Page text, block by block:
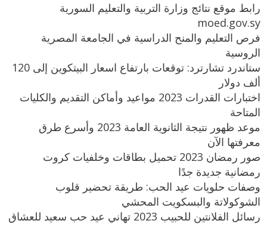
رابط موقع نتائج وزارة التربية والتعليم السورية
moed.gov.sy
فرص التعليم والمنح الدراسية في الجامعة المصرية
الروسية
ستاندرد تشارترد: توقعات بارتفاع اسعار البيتكوين إلى 120
ألف دولار
اختبارات القدرات 2023 مواعيد وأماكن التقديم والكليات
المتاحة
موعد ظهور نتيجة الثانوية العامة 2023 وأسرع طرق
معرفتها الآن
صور رمضان 2023 تحميل بطاقات وخلفيات كروت
رمضانية جديدة جدًا
وصفات حلويات عيد الحب: طريقة تحضير قلوب
الشوكولاتة والبسكويت المحشي
رسائل الفلانتين للحبيب 2023 تهاني عيد حب سعيد للعشاق